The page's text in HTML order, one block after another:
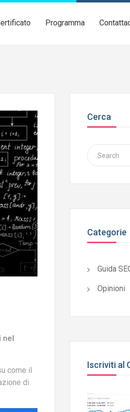
Programma
nel
come il
di
Cerca
Categorie
Guida
Opinioni
Iscriviti al